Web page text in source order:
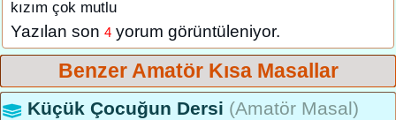
kızım çok mutlu
Yazılan son 4 yorum görüntüleniyor.
Benzer Amatör Kısa Masallar
Küçük Çocuğun Dersi (Amatör Masal)